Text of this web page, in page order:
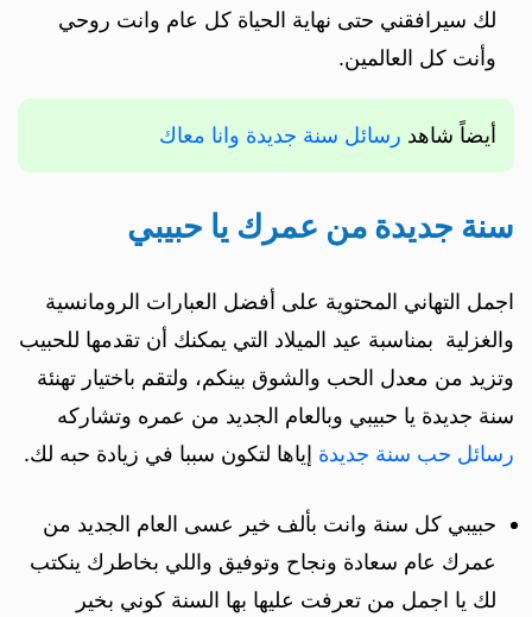
لك سيرافقني حتى نهاية الحياة كل عام وانت روحي
وأنت كل العالمين.
أيضاً شاهد رسائل سنة جديدة وانا معاك
سنة جديدة من عمرك يا حبيبي
اجمل التهاني المحتوية على أفضل العبارات الرومانسية
والغزلية بمناسبة عيد الميلاد التي يمكنك أن تقدمها للحبيب
وتزيد من معدل الحب والشوق بينكم، ولتقم باختيار تهنئة
سنة جديدة يا حبيبي وبالعام الجديد من عمره وتشاركه
رسائل حب سنة جديدة إياها لتكون سببا في زيادة حبه لك.
حبيبي كل سنة وانت بألف خير عسى العام الجديد من
عمرك عام سعادة ونجاح وتوفيق واللي بخاطرك ينكتب
لك يا اجمل من تعرفت عليها بها السنة كوني بخير